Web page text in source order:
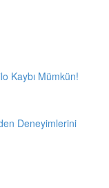
Kaybı Mümkün!
Deneyimlerini